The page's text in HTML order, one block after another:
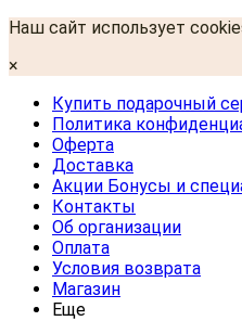
Наш сайт использует
×
Купить подарочный
Политика
Оферта
Доставка
Акции Бонусы и
Контакты
Об организации
Оплата
Условия возврата
Магазин
Еще